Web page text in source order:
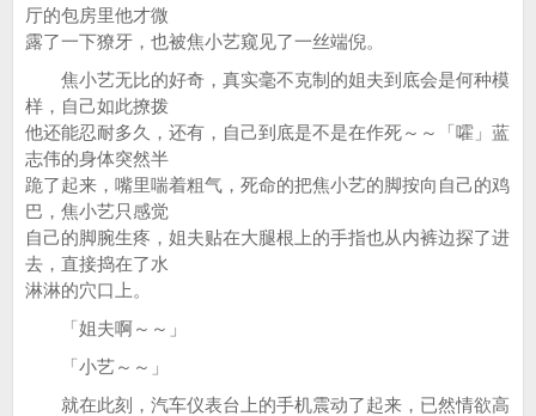
厅的包房里他才微
露了一下獠牙，也被焦小艺窥见了一丝端倪。
焦小艺无比的好奇，真实毫不克制的姐夫到底会是何种模
样，自己如此撩拨
他还能忍耐多久，还有，自己到底是不是在作死～～「嚯」蓝
志伟的身体突然半
跪了起来，嘴里喘着粗气，死命的把焦小艺的脚按向自己的鸡
巴，焦小艺只感觉
自己的脚腕生疼，姐夫贴在大腿根上的手指也从内裤边探了进
去，直接捣在了水
淋淋的穴口上。
「姐夫啊～～」
「小艺～～」
就在此刻，汽车仪表台上的手机震动了起来，已然情欲高